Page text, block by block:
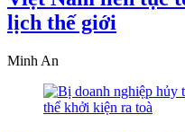
lịch thế giới
Minh An